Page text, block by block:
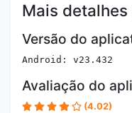
Mais
Versão do
Android: v23.432
Avaliação do
(4.02)